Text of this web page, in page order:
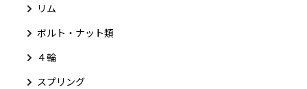
リム
ボルト・ナット類
４輪
スプリング